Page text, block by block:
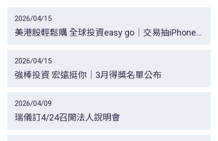
2026/04/15
美港股輕鬆購 全球投資easy go｜交易抽iPhone
2026/04/15
強棒投資 宏遠挺你｜3月得獎名單公布
2026/04/09
瑞儀訂4/24召開法人說明會